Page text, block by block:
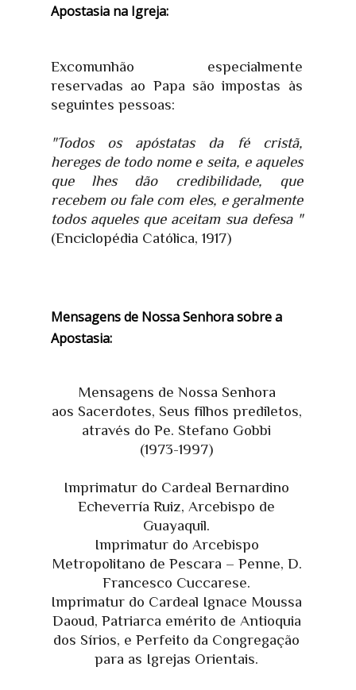
Apostasia na Igreja:
Excomunhão especialmente
reservadas ao Papa são impostas às
seguintes pessoas:
"Todos os apóstatas da fé cristã,
hereges de todo nome e seita, e aqueles
que lhes dão credibilidade, que
recebem ou fale com eles, e geralmente
todos aqueles que aceitam sua defesa "
(Enciclopédia Católica, 1917)
Mensagens de Nossa Senhora sobre a
Apostasia:
Mensagens de Nossa Senhora
aos Sacerdotes, Seus filhos prediletos,
através do Pe. Stefano Gobbi
(1973-1997)
Imprimatur do Cardeal Bernardino
Echeverría Ruiz, Arcebispo de
Guayaquil.
Imprimatur do Arcebispo
Metropolitano de Pescara – Penne, D.
Francesco Cuccarese.
Imprimatur do Cardeal Ignace Moussa
Daoud, Patriarca emérito de Antioquia
dos Sírios, e Perfeito da Congregação
para as Igrejas Orientais.